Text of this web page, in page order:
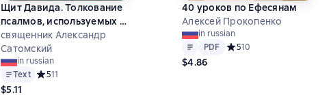
Щит Давида. Толкование
псалмов, используемых в
православном
богослужении
священник Александр
Сатомский
in russian
Text Средний рейтинг 5 на основе 11 оценок
511
$5.11
40 уроков по Ефесянам
Алексей Прокопенко
in russian
Text
PDF
PDF Средний рейтинг 5 на
510
$4.86